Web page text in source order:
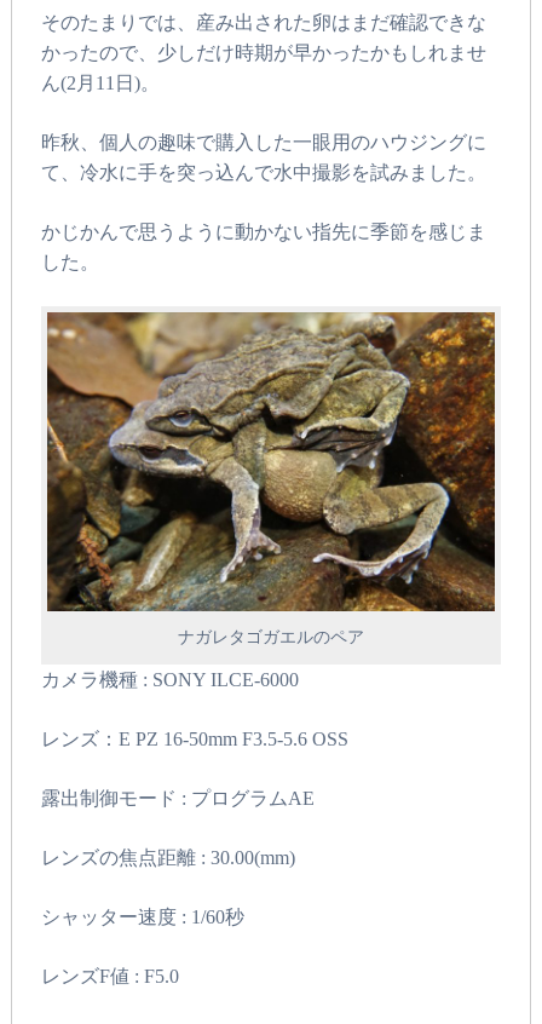
そのたまりでは、産み出された卵はまだ確認できな
かったので、少しだけ時期が早かったかもしれませ
ん(2月11日)。
昨秋、個人の趣味で購入した一眼用のハウジングに
て、冷水に手を突っ込んで水中撮影を試みました。
かじかんで思うように動かない指先に季節を感じま
した。
ナガレタゴガエルのペア
カメラ機種 : SONY ILCE-6000
レンズ：E PZ 16-50mm F3.5-5.6 OSS
露出制御モード : プログラムAE
レンズの焦点距離 : 30.00(mm)
シャッター速度 : 1/60秒
レンズF値 : F5.0